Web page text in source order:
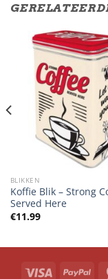
BLIKKEN
Koffie Blik – Strong
Served Here
€11.99